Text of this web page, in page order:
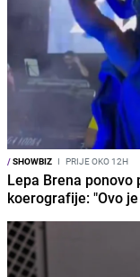
/SHOWBIZ I PRIJE OKO 12H
Lepa Brena
koerografije: "Ovo